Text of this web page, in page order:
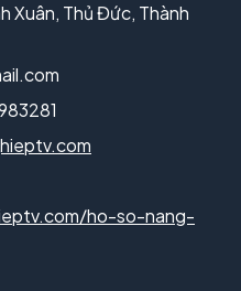
Xuân, Thủ Đức, Thành
ho-so-nang-